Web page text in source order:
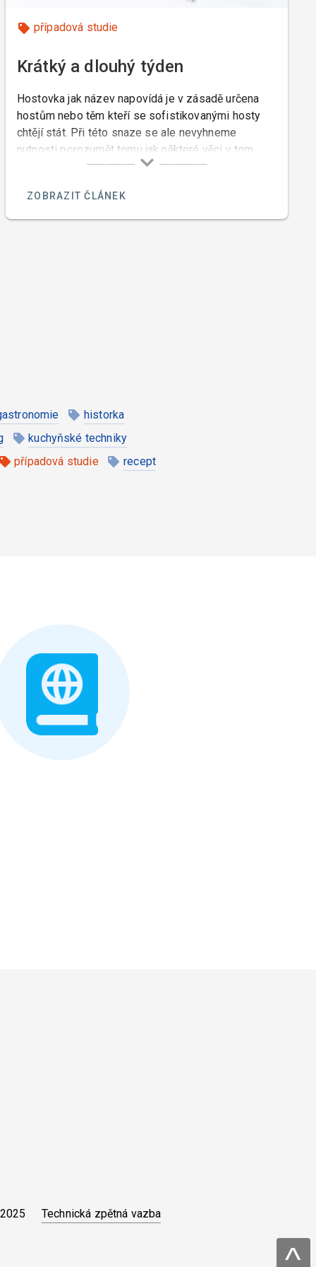
případová studie
Krátký a dlouhý týden
Hostovka jak název napovídá je v zásadě určena
hostům nebo těm kteří se sofistikovanými hosty
chtějí stát. Při této snaze se ale nevyhneme
nutnosti porozumět tomu jak některé věci v tom
našem pohostinství fungují.
ZOBRAZIT ČLÁNEK
historka
kuchyňské techniky
případová studie
recept
Technická zpětná vazba